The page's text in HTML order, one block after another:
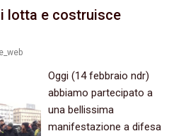
lotta e costruisce
Oggi (14 febbraio ndr)
abbiamo partecipato a
una bellissima
manifestazione a difesa